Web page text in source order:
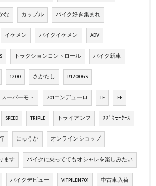
な カップル バイク好き集まれ
イケメン バイクイケメン ADV
トラクションコントロール バイク新車
1200 さかたし R1200GS
スーパーモト 701エンデューロ TE FE
SPEED TRIPLE トライアンフ ｽｽﾞｷﾓｰﾀｰｽ
にゅうか オンラインショップ
ます バイクに乗っててもオシャレを楽しみたい
バイクデビュー VITPILEN701 中古車入荷